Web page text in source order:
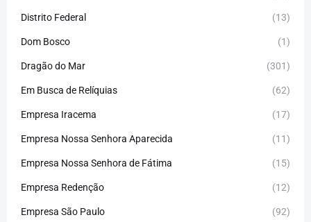
Distrito Federal (13)
Dom Bosco (1)
Dragão do Mar (301)
Em Busca de Relíquias (62)
Empresa Iracema (17)
Empresa Nossa Senhora Aparecida (11)
Empresa Nossa Senhora de Fátima (15)
Empresa Redenção (12)
Empresa São Paulo (92)